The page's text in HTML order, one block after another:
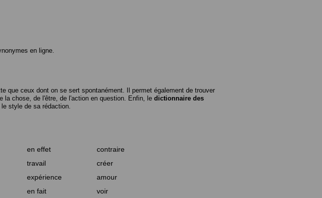
en ligne.
que ceux dont on se sert spontanément. Il permet également de trouver
la chose, de l'être, de l'action en question. Enfin, le dictionnaire des
style de sa rédaction.
en effet
contraire
travail
créer
expérience
amour
en fait voir